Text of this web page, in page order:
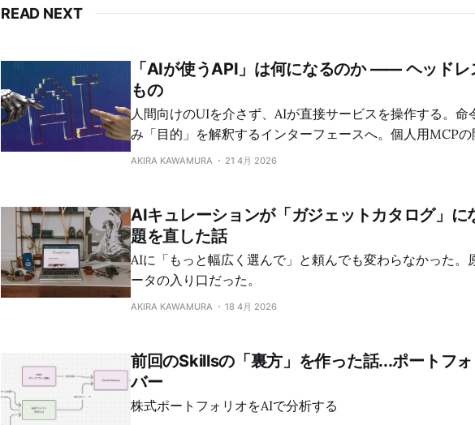
READ NEXT
「AIが使うAPI」は何になるのか —— ヘッドレ
もの
人間向けのUIを介さず、AIが直接サービスを操作する。命
み「目的」を解釈するインターフェースへ。個人用MCPの
た、APIの変質とヘッドレス化の正体について。
AKIRA KAWAMURA 21 4月 2026
AIキュレーションが「ガジェットカタログ」に
題を直した話
AIに「もっと幅広く選んで」と頼んでも変わらなかった。
ータの入り口だった。
AKIRA KAWAMURA 18 4月 2026
前回のSkillsの「裏方」を作った話...ポートフ
バー
株式ポートフォリオをAIで分析する